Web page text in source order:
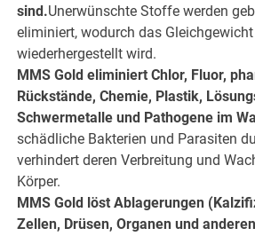
sind.Unerwünschte Stoffe werden
eliminiert, wodurch das
wiederhergestellt wird.
MMS Gold eliminiert Chlor, Fluor,
Rückstände, Chemie, Plastik,
Schwermetalle und Pathogene im
schädliche Bakterien und Parasiten
verhindert deren Verbreitung und
Körper.
MMS Gold löst Ablagerungen
Zellen, Drüsen, Organen und anderen